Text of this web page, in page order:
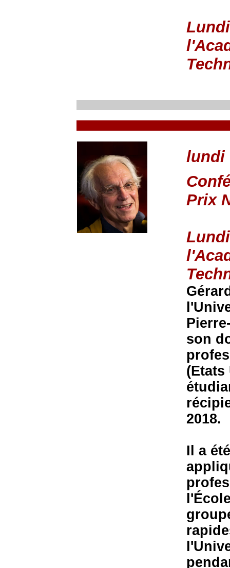
lundi
Prix
son
(Etats
2018.
Il a